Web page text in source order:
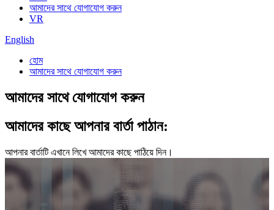
আমাদের সাথে যোগাযোগ করুন
VR
English
হোম
আমাদের সাথে যোগাযোগ করুন
আমাদের সাথে যোগাযোগ করুন
আমাদের কাছে আপনার বার্তা পাঠান:
আপনার বার্তাটি এখানে লিখে আমাদের কাছে পাঠিয়ে দিন।